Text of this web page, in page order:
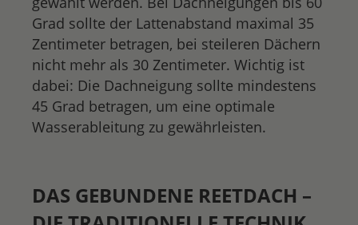
Grad sollte der Lattenabstand maximal 35
Zentimeter betragen, bei steileren Dächern
nicht mehr als 30 Zentimeter. Wichtig ist
dabei: Die Dachneigung sollte mindestens
45 Grad betragen, um eine optimale
Wasserableitung zu gewährleisten.
DAS GEBUNDENE REETDACH –